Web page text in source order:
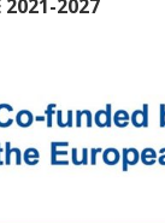
2027